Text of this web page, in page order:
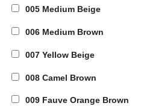
005 Medium Beige
006 Medium Brown
007 Yellow Beige
008 Camel Brown
009 Fauve Orange Brown